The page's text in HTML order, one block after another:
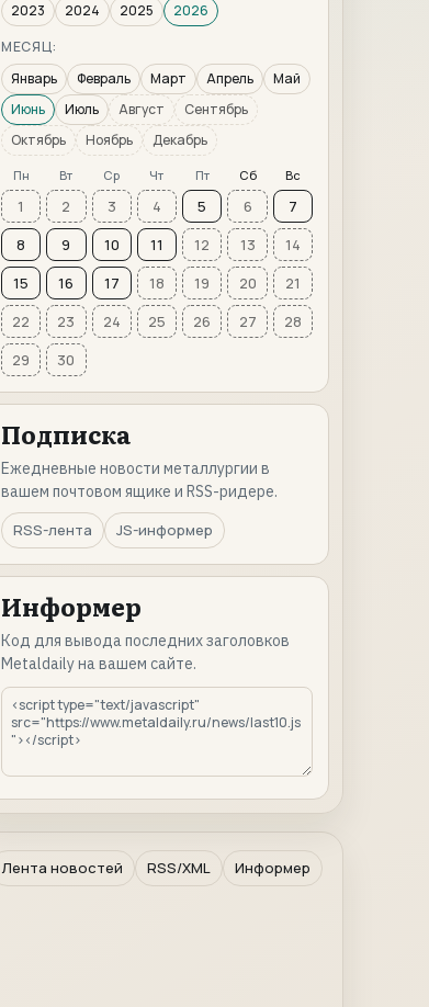
2023
2024 2025
2026
МЕСЯЦ:
Январь
Февраль Март Апрель
Май
Июнь
Июль Август
Сентябрь
Октябрь
Ноябрь Декабрь
Пн Вт Ср Чт Пт Сб Вс
1 2 3 4 5 6
7
8
9 10 11 12 13
14
15
16 17 18 19 20
21
22
23 24 25 26 27
28
29
30
Подписка
Ежедневные новости металлургии в
вашем почтовом ящике и RSS-ридере.
RSS-лента
JS-информер
Информер
Код для вывода последних заголовков
Metaldaily на вашем сайте.
Лента новостей RSS/XML Информер